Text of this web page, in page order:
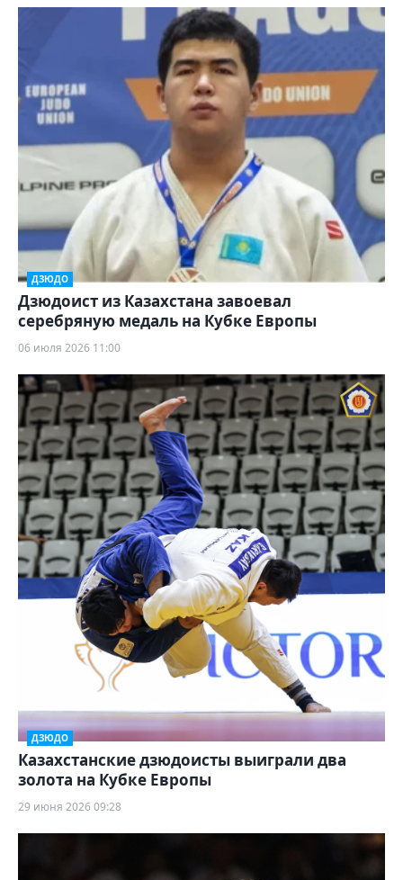
ДЗЮДО
Дзюдоист из Казахстана завоевал
серебряную медаль на Кубке Европы
06 июля 2026 11:00
ДЗЮДО
Казахстанские дзюдоисты выиграли два
золота на Кубке Европы
29 июня 2026 09:28